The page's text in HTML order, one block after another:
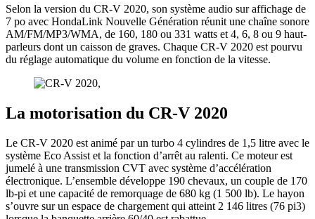
Selon la version du CR-V 2020, son système audio sur affichage de
7 po avec HondaLink Nouvelle Génération réunit une chaîne sonore
AM/FM/MP3/WMA, de 160, 180 ou 331 watts et 4, 6, 8 ou 9 haut-
parleurs dont un caisson de graves. Chaque CR-V 2020 est pourvu
du réglage automatique du volume en fonction de la vitesse.
La motorisation du CR-V 2020
Le CR-V 2020 est animé par un turbo 4 cylindres de 1,5 litre avec le
système Eco Assist et la fonction d’arrêt au ralenti. Ce moteur est
jumelé à une transmission CVT avec système d’accélération
électronique. L’ensemble développe 190 chevaux, un couple de 170
lb-pi et une capacité de remorquage de 680 kg (1 500 lb). Le hayon
s’ouvre sur un espace de chargement qui atteint 2 146 litres (76 pi3)